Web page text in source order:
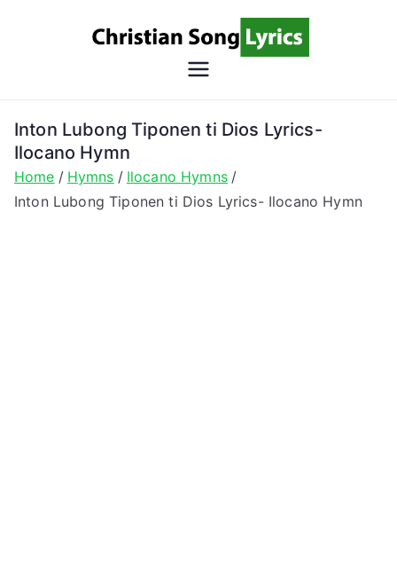
Song
Christian Lyrics Online!
Inton Lubong Tiponen ti Dios Lyrics-
Ilocano Hymn
Home Hymns
Ilocano Hymns
Inton Lubong Tiponen ti Dios Lyrics- Ilocano Hymn